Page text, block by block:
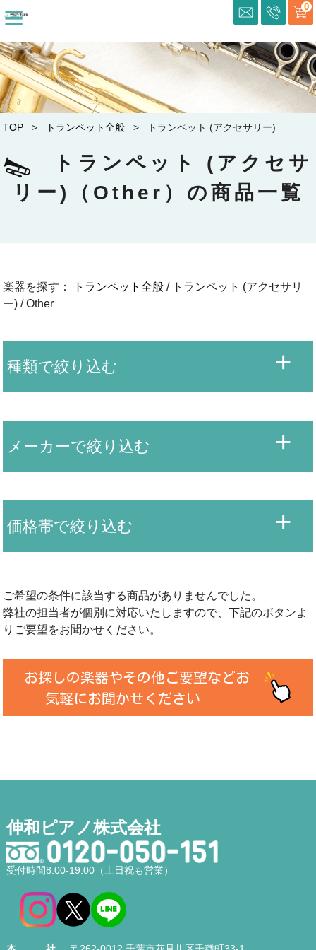
0
≡
TOP > トランペット全般 > トランペット (アクセサリー)
トランペット (アクセサ
リー)（Other）の商品一覧
楽器を探す： トランペット全般/ トランペット (アクセサリ
ー) / Other
種類で絞り込む
メーカーで絞り込む
価格帯で絞り込む
ご希望の条件に該当する商品がありませんでした。
弊社の担当者が個別に対応いたしますので、下記のボタンよ
りご要望をお聞かせください。
お探しの楽器やその他ご要望などお
気軽にお聞かせください
伸和ピアノ株式会社
受付時間8:00-19:00（土日祝も営業）